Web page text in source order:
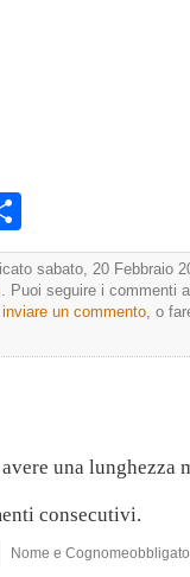
sabato, 20 Febbraio
. Puoi seguire i commenti
inviare un commento , o
una lunghezza
consecutivi.
Nome e